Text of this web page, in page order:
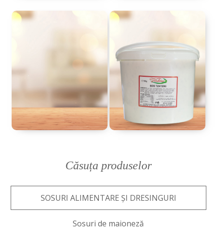
Căsuța produselor
SOSURI ALIMENTARE ȘI DRESINGURI
Sosuri de maioneză